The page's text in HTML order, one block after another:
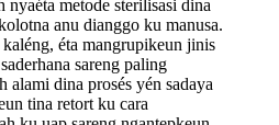
nyaéta metode sterilisasi dina
anu dianggo ku manusa.
éta mangrupikeun jinis
sareng paling
alami dina prosés yén sadaya
tina retort ku cara